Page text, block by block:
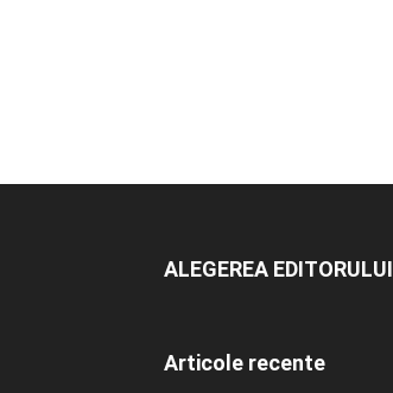
ALEGEREA EDITORULUI
Articole recente